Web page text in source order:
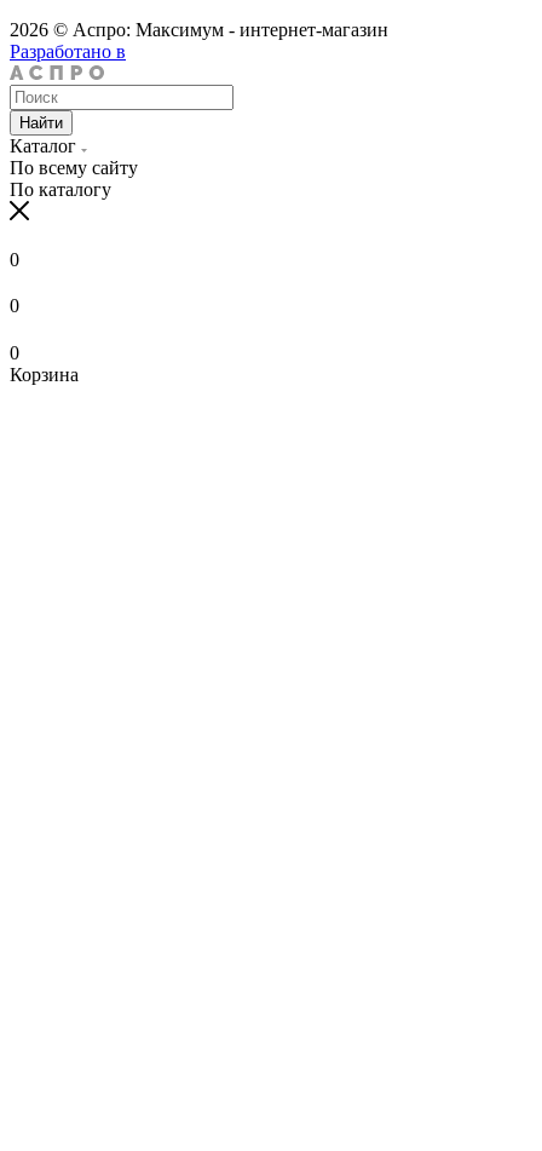
2026 © Аспро: Максимум - интернет-магазин
Разработано в
Найти
Каталог
По всему сайту
По каталогу
0
0
0
Корзина